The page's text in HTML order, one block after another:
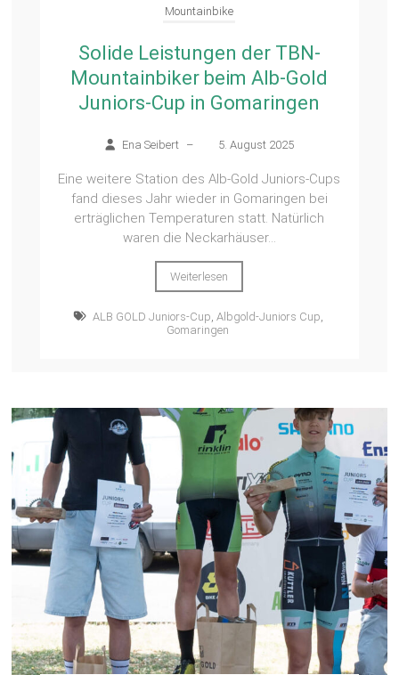
Mountainbike
Solide Leistungen der TBN-
Mountainbiker beim Alb-Gold
Juniors-Cup in Gomaringen
Ena Seibert – 5. August 2025
Eine weitere Station des Alb-Gold Juniors-Cups
fand dieses Jahr wieder in Gomaringen bei
erträglichen Temperaturen statt. Natürlich
waren die Neckarhäuser...
Weiterlesen
ALB GOLD Juniors-Cup,Albgold-Juniors Cup,
Gomaringen